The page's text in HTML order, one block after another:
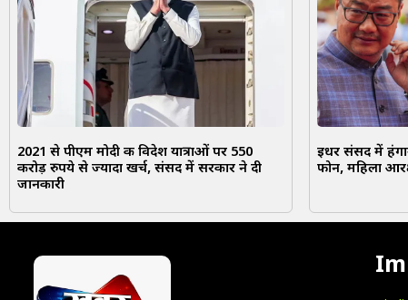
2021 से पीएम मोदी की विदेश यात्राओं पर 550
करोड़ रुपये से ज्यादा खर्च, संसद में सरकार ने दी
जानकारी
इधर संसद में
फोन, महिला